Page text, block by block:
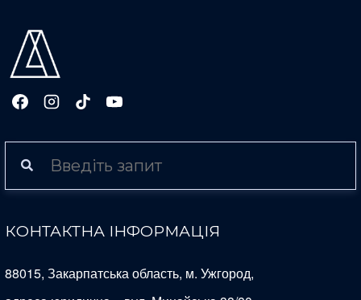
КОНТАКТНА ІНФОРМАЦІЯ
88015, Закарпатська область, м. Ужгород,